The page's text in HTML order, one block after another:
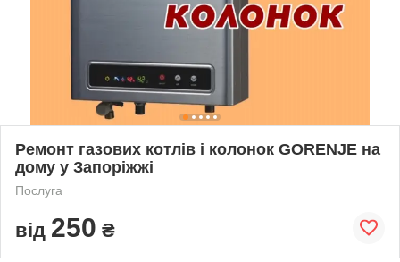
Ремонт газових котлів і колонок GORENJE на
дому у Запоріжжі
Послуга
від 250 ₴